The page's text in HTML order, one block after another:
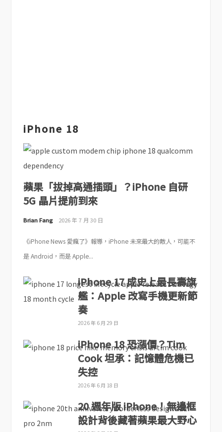
iPhone 18
蘋果「拔掉高通插頭」？iPhone 自研
5G 晶片提前到來
Brian Fang 2026 年 7 月 30 日
《iPhone News 愛瘋了》報導，iPhone 未來最大的敵人，可能不
是 Android，而是 Apple...
iPhone 17 成史上最長壽旗
艦：Apple 改寫手機更新節
奏
2026 年 6 月 29 日
iPhone 18 恐漲價？Tim
Cook 坦承：記憶體危機已
失控
2026 年 6 月 18 日
20 週年版 iPhone！無邊框
設計背後藏著蘋果最大野心